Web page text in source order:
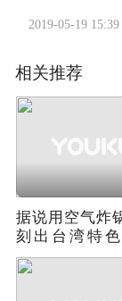
2019-05-19 15:39
相关推荐
据说用空气炸
刻出台湾特
米，味道到底